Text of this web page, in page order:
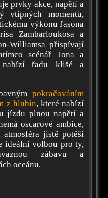
prvky akce, napětí a
vtipných momentů,
výkonu Jasona
Zambarloukosa a
Williamsa přispívají
scénář Jona a
nabízí řadu klišé a
pokračováním
z hlubin, které nabízí
jízdu plnou napětí a
oscarové ambice,
jistě potěší
ideální volbou pro ty,
zábavu a
oceánu.